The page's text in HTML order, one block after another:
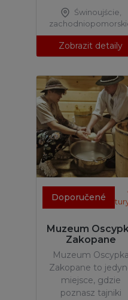
Świnoujście,
Zobrazit detaily
Doporučené
Muzeum
Zakopane
Muzeum Oscypka
Zakopane to
miejsce, gdzie
poznasz tajniki